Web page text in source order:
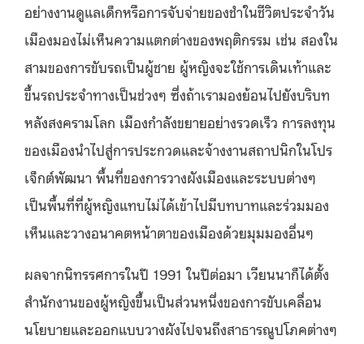
อย่างงานดูแลเด็กหรือการจับจ่ายของชำในชีวิตประจำวัน
เมืองมองไม่เห็นความแตกต่างของพฤติกรรม เช่น สองใน
สามของการขับรถเป็นผู้ชาย ผู้หญิงจะใช้การเดินเท้าและ
ขึ้นรถประจำทางเป็นช่วงๆ ซึ่งถ้าเรามองย้อนไปยังบริบท
หลังสงครามโลก เมืองกำลังขยายอย่างรวดเร็ว การลงทุน
ของเมืองนำไปสู่การประกวดและจ้างงานสถาปนิกในโปร
เจ็กต์พัฒนา พื้นที่ของการวางผังเมืองและระบบต่างๆ
เป็นพื้นที่ที่ผู้หญิงแทบไม่ได้เข้าไปมีบทบาทและร่วมมอง
เห็นและวางอนาคตหน้าตาของเมืองด้วยมุมมองอื่นๆ
ผลจากนิทรรศการในปี 1991 ในปีต่อมา เวียนนาก็ได้ตั้ง
สำนักงานของผู้หญิงขึ้นเป็นส่วนหนึ่งของการขับเคลื่อน
นโยบายและออกแบบวางผังไปจนถึงสาธารณูปโภคต่างๆ